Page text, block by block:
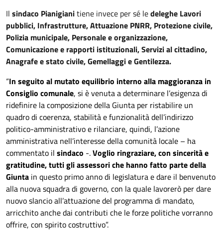
Il sindaco Pianigianitiene invece per sé ledeleghe Lavori
pubblici, Infrastrutture, Attuazione PNRR, Protezione civile,
Polizia municipale, Personale e organizzazione,
Comunicazione e rapporti istituzionali, Servizi al cittadino,
Anagrafe e stato civile, Gemellaggi e Gentilezza.
“In seguito al mutato equilibrio interno alla maggioranza in
Consiglio comunale, si è venuta a determinare l’esigenza di
ridefinire la composizione della Giunta per ristabilire un
quadro di coerenza, stabilità e funzionalità dell’indirizzo
politico-amministrativo e rilanciare, quindi, l’azione
amministrativa nell’interesse della comunità locale – ha
commentato il sindaco -.Voglio ringraziare, con sincerità e
gratitudine, tutti gli assessori che hanno fatto parte della
Giunta in questo primo anno di legislatura e dare il benvenuto
alla nuova squadra di governo, con la quale lavorerò per dare
nuovo slancio all’attuazione del programma di mandato,
arricchito anche dai contributi che le forze politiche vorranno
offrire, con spirito costruttivo”.